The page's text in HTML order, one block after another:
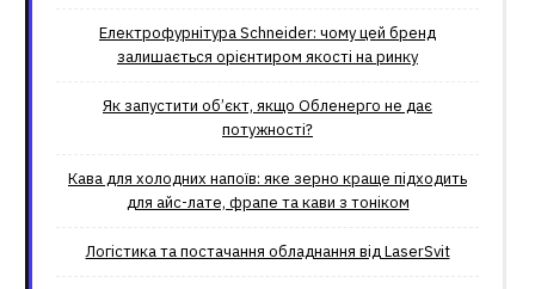
Електрофурнітура Schneider: чому цей бренд
залишається орієнтиром якості на ринку
Як запустити об’єкт, якщо Обленерго не дає
потужності?
Кава для холодних напоїв: яке зерно краще підходить
для айс-лате, фрапе та кави з тоніком
Логістика та постачання обладнання від LaserSvit